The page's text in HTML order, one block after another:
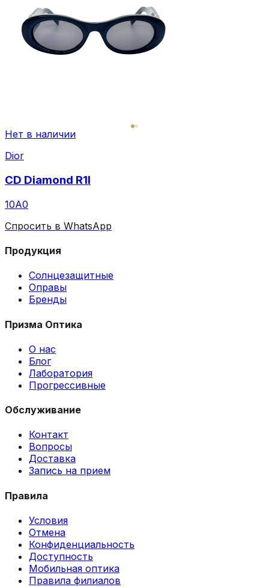
Нет в наличии
Dior
CD Diamond R1I
10A0
Спросить в WhatsApp
Продукция
Солнцезащитные
Оправы
Бренды
Призма Оптика
О нас
Блог
Лаборатория
Прогрессивные
Обслуживание
Контакт
Вопросы
Доставка
Запись на прием
Правила
Условия
Отмена
Конфиденциальность
Доступность
Мобильная оптика
Правила филиалов